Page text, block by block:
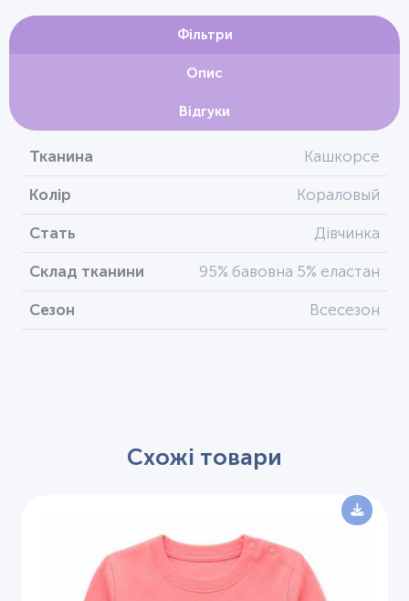
Фільтри
Опис
Відгуки
Тканина Кашкорсе
Колір Кораловый
Стать Дівчинка
Склад тканини 95% бавовна 5% еластан
Сезон Всесезон
Схожі товари